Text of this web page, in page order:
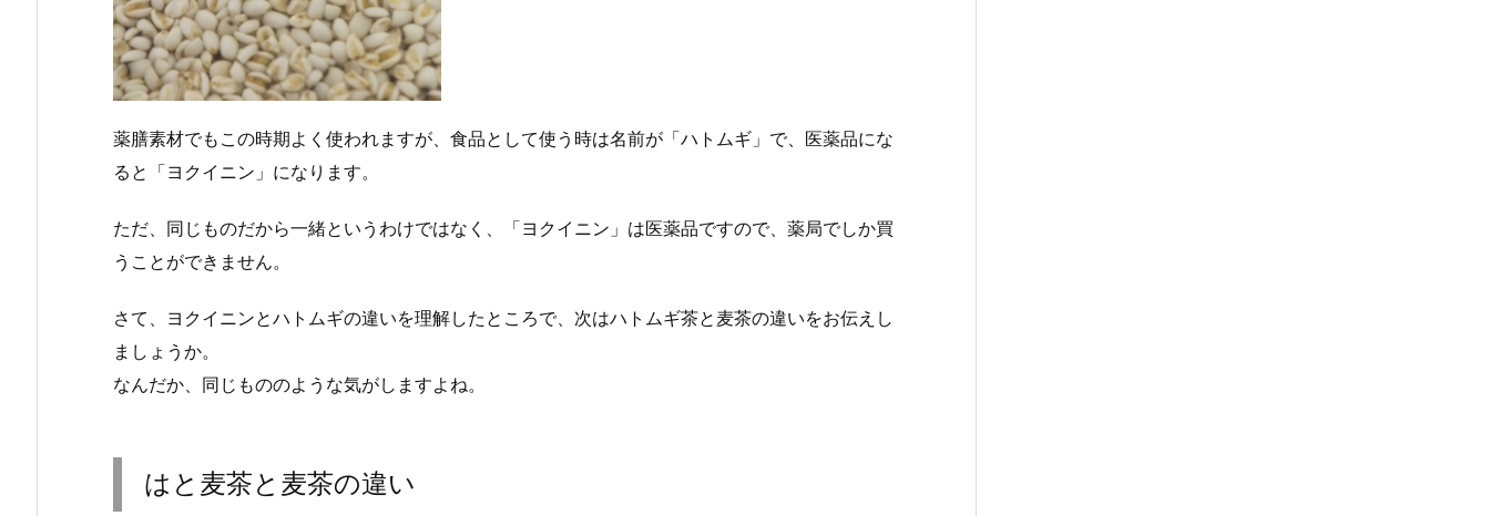
薬膳素材でもこの時期よく使われますが、食品として使う時は名前が「ハトムギ」で、医薬品にな
ると「ヨクイニン」になります。
ただ、同じものだから一緒というわけではなく、「ヨクイニン」は医薬品ですので、薬局でしか買
うことができません。
さて、ヨクイニンとハトムギの違いを理解したところで、次はハトムギ茶と麦茶の違いをお伝えし
ましょうか。
なんだか、同じもののような気がしますよね。
はと麦茶と麦茶の違い